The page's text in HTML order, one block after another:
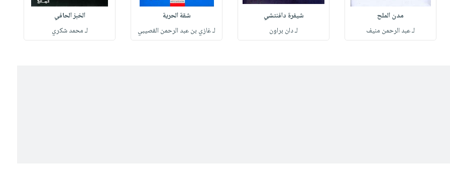
مدن الملح
لـ عبد الرحمن منيف
شيفرة دافنتشي
لـ دان براون
شقة الحرية
لـ غازي بن عبد الرحمن القصيبي
الخبز الحافي
لـ محمد شكري